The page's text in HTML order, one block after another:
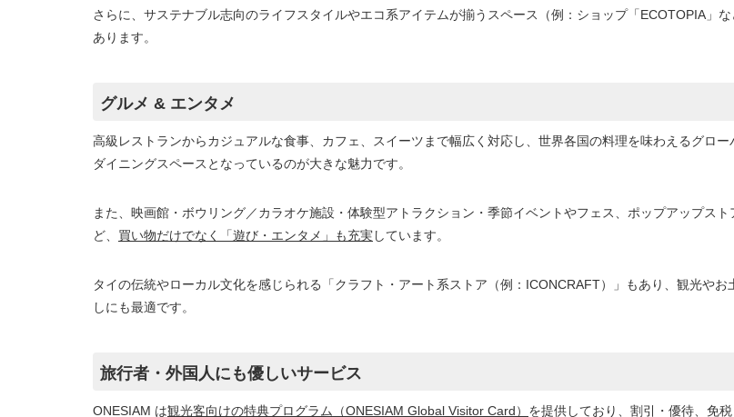
さらに、サステナブル志向のライフスタイルやエコ系アイテムが揃うスペース（例：ショップ「ECOTOPIA」な
あります。
グルメ & エンタメ
高級レストランからカジュアルな食事、カフェ、スイーツまで幅広く対応し、世界各国の料理を味わえるグロー
ダイニングスペースとなっているのが大きな魅力です。
また、映画館・ボウリング／カラオケ施設・体験型アトラクション・季節イベントやフェス、ポップアップスト
ど、 買い物だけでなく「遊び・エンタメ」も充実しています。
タイの伝統やローカル文化を感じられる「クラフト・アート系ストア（例：ICONCRAFT）」もあり、観光やお
しにも最適です。
旅行者・外国人にも優しいサービス
ONESIAM は観光客向けの特典プログラム（ONESIAM Global Visitor Card） を提供しており、割引・優待、免税